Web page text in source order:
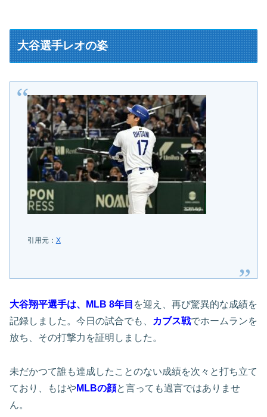
大谷選手レオの姿
引用元： X
大谷翔平選手は、MLB 8年目 を迎え、再び驚異的な成績を
記録しました。今日の試合でも、
カブス戦でホームランを
放ち、その打撃力を証明しました。
未だかつて誰も達成したことのない成績を次々と打ち立て
ており、もはやMLBの顔と言っても過言ではありませ
ん。